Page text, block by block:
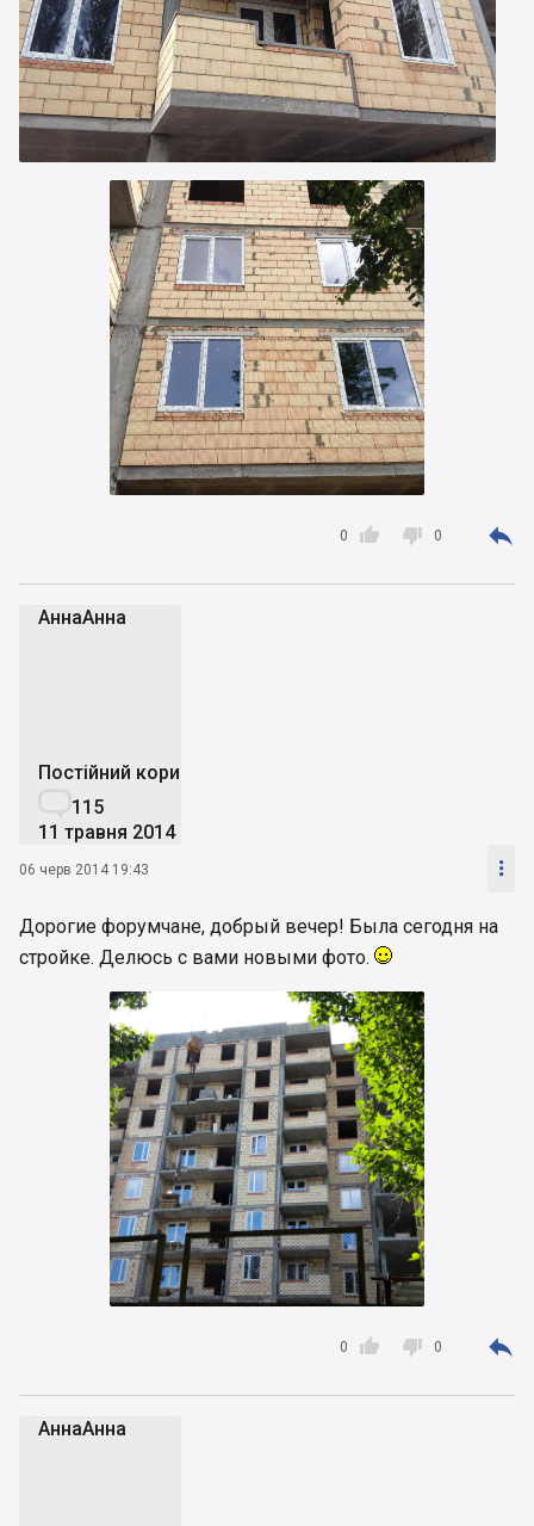

0  0 
АннаАнна
Постійний користувач
115
11 травня 2014
06 черв 2014 19:43 
Дорогие форумчане, добрый вечер! Была сегодня на
стройке. Делюсь с вами новыми фото.

0  0 
АннаАнна